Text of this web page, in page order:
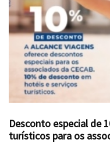
Desconto especial de
turísticos para os